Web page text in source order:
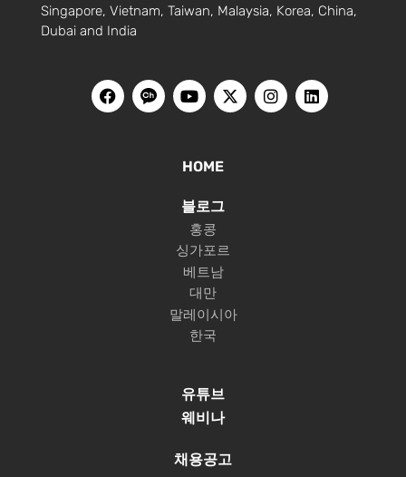
Singapore, Vietnam, Taiwan, Malaysia, Korea, China,
Dubai and India
HOME
블로그
홍콩
싱가포르
베트남
대만
말레이시아
한국
유튜브
웨비나
채용공고